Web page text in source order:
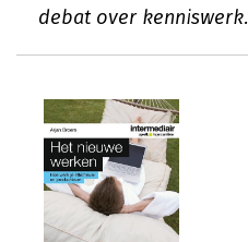
debat over kenniswerk.